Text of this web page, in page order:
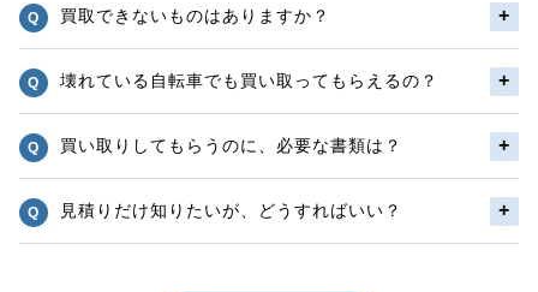
買取できないものはありますか？
壊れている自転車でも買い取ってもらえるの？
買い取りしてもらうのに、必要な書類は？
見積りだけ知りたいが、どうすればいい？